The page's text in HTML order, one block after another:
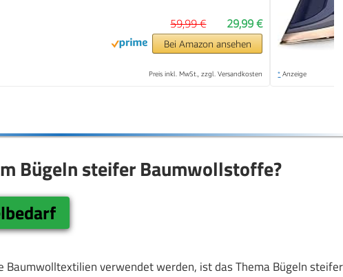
29,99 €
59,99 €
Bei Amazon ansehen
Preis inkl. MwSt., zzgl. Versandkosten * Anzeige
Bügeln steifer Baumwollstoffe?
Baumwolltextilien verwendet werden, ist das Thema Bügeln steifer